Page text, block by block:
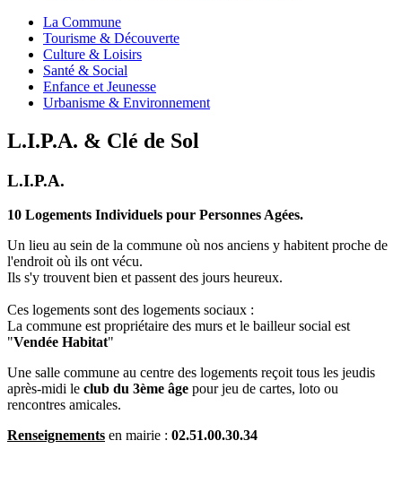
La Commune
Tourisme & Découverte
Culture & Loisirs
Santé & Social
Enfance et Jeunesse
Urbanisme & Environnement
L.I.P.A. & Clé de Sol
L.I.P.A.
10 Logements Individuels pour Personnes Agées.
Un lieu au sein de la commune où nos anciens y habitent proche de
l'endroit où ils ont vécu.
Ils s'y trouvent bien et passent des jours heureux.
Ces logements sont des logements sociaux :
La commune est propriétaire des murs et le bailleur social est
"Vendée Habitat"
Une salle commune au centre des logements reçoit tous les jeudis
après-midi le club du 3ème âge pour jeu de cartes, loto ou
rencontres amicales.
Renseignements en mairie : 02.51.00.30.34